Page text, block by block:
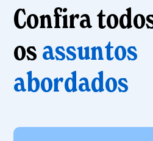
Confira
osassuntos
abordados